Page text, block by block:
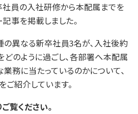
社員の入社研修から本配属までを
事を掲載しました。
の異なる新卒社員3名が、入社後約
のように過ごし、各部署へ本配属
務に当たっているのかについて、
紹介しています。
覧ください。